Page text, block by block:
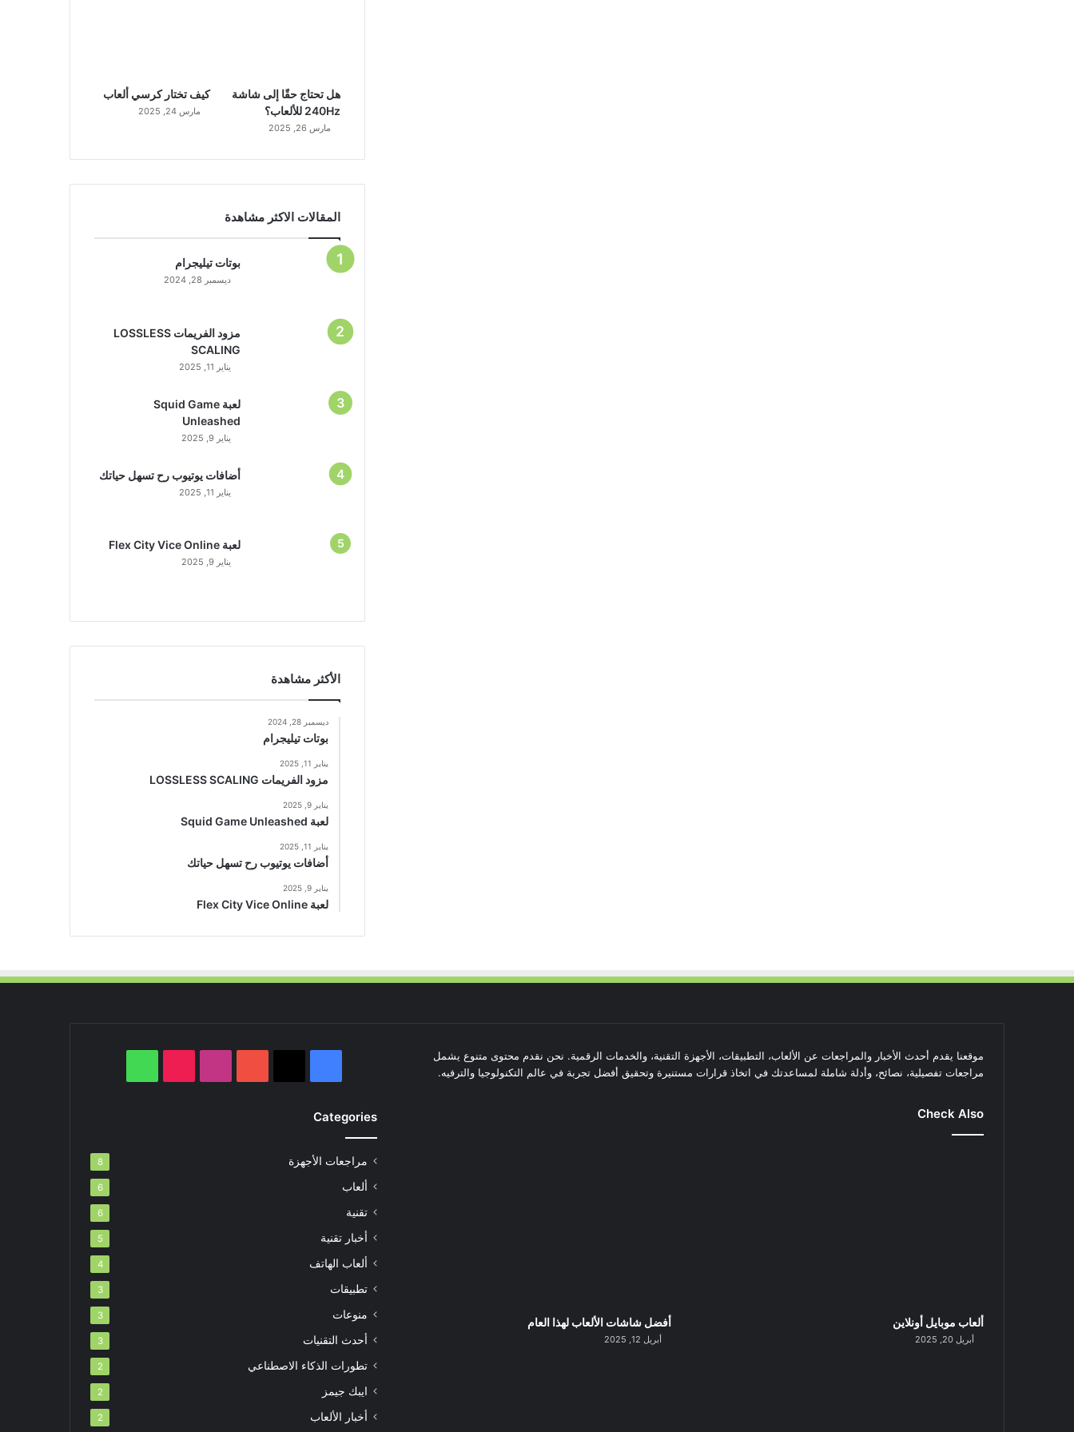
هل تحتاج حقًا إلى شاشة
240Hz للألعاب؟
مارس 26, 2025
كيف تختار كرسي ألعاب
مارس 24, 2025
المقالات الاكثر مشاهدة
بوتات تيليجرام
ديسمبر 28, 2024
مزود الفريمات LOSSLESS
SCALING
يناير 11, 2025
لعبة Squid Game
Unleashed
يناير 9, 2025
أضافات يوتيوب رح تسهل حياتك
يناير 11, 2025
لعبة Flex City Vice Online
يناير 9, 2025
الأكثر مشاهدة
ديسمبر 28, 2024
بوتات تيليجرام
يناير 11, 2025
مزود الفريمات LOSSLESS SCALING
يناير 9, 2025
لعبة Squid Game Unleashed
يناير 11, 2025
أضافات يوتيوب رح تسهل حياتك
يناير 9, 2025
لعبة Flex City Vice Online
موقعنا يقدم أحدث الأخبار والمراجعات عن الألعاب، التطبيقات، الأجهزة التقنية، والخدمات الرقمية. نحن نقدم محتوى متنوع يشمل
مراجعات تفصيلية، نصائح، وأدلة شاملة لمساعدتك في اتخاذ قرارات مستنيرة وتحقيق أفضل تجربة في عالم التكنولوجيا والترفيه.
Check Also
ألعاب موبايل أونلاين
أبريل 20, 2025
أفضل شاشات الألعاب لهذا العام
أبريل 12, 2025
Categories
مراجعات الأجهزة 8
ألعاب 6
تقنية 6
أخبار تقنية 5
ألعاب الهاتف 4
تطبيقات 3
منوعات 3
أحدث التقنيات 3
تطورات الذكاء الاصطناعي 2
ايبك جيمز 2
أخبار الألعاب 2